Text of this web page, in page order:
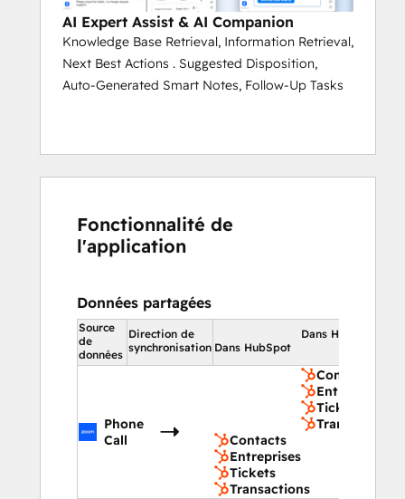
AI Expert Assist & AI Companion
Knowledge Base Retrieval, Information Retrieval,
Next Best Actions . Suggested Disposition,
Auto-Generated Smart Notes, Follow-Up Tasks
Fonctionnalité de
l'application
Données partagées
Source
de
données
Direction de
synchronisation
Dans HubSpot
Dans HubSpot
Phone
Call
Contacts
Entreprises
Tickets
Transactions
Contacts
Entreprises
Tickets
Transactions